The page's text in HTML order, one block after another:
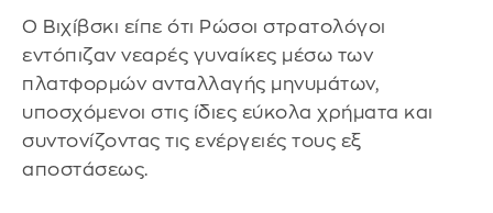
Ο Βιχίβσκι είπε ότι Ρώσοι στρατολόγοι
εντόπιζαν νεαρές γυναίκες μέσω των
πλατφορμών ανταλλαγής μηνυμάτων,
υποσχόμενοι στις ίδιες εύκολα χρήματα και
συντονίζοντας τις ενέργειές τους εξ
αποστάσεως.